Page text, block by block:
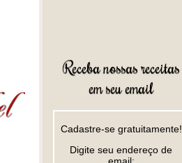
Receba nossas receitas
em seu email
Cadastre-se gratuitamente!
Digite seu endereço de